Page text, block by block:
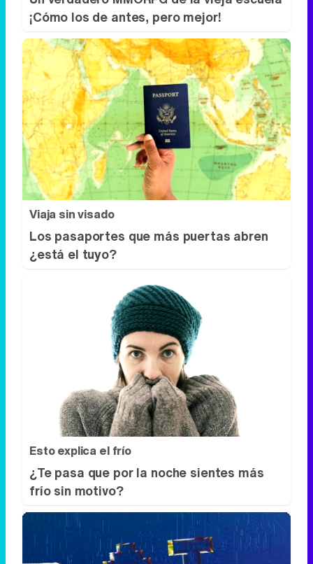
Viaja sin visado
Los pasaportes que más puertas abren
¿está el tuyo?
Esto explica el frío
¿Te pasa que por la noche sientes más
frío sin motivo?